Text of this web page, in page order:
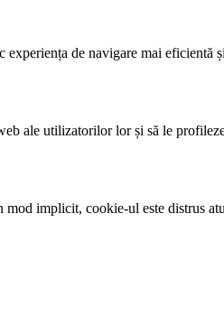
de navigare mai
ale utilizatorilor lor și să le
implicit, cookie-ul este distrus